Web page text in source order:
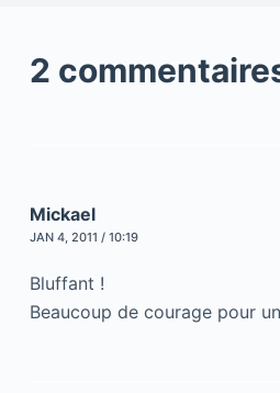
2
Mickael
JAN 4, 2011 / 10:19
Bluffant !
Beaucoup de courage pour